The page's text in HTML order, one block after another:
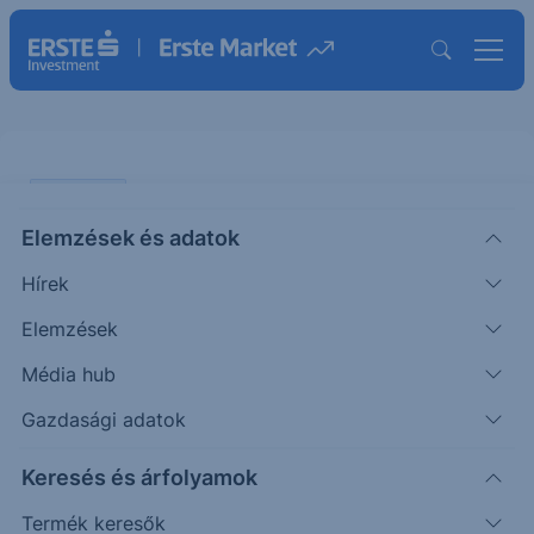
Elemzések és adatok
Hírek
Elemzések
Média hub
Gazdasági adatok
Keresés és árfolyamok
Termék keresők
a dollár
A nemzetközi devizapiacon nagyot gyengült
tegnap a dollár. Az EURUSD devizapár 1,17-en zárt